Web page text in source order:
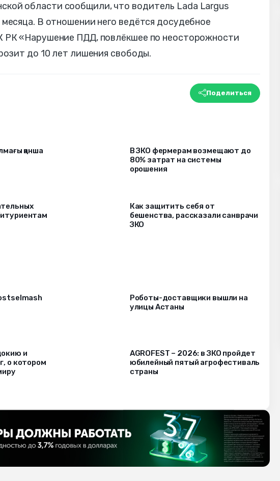
области сообщили, что водитель Lada Largus
В отношении него ведётся досудебное
РК «Нарушение ПДД, повлёкшее по неосторожности
до 10 лет лишения свободы.
Поделиться
қанша
В ЗКО фермерам возмещают до
80% затрат на системы
орошения
Как защитить себя от
бешенства, рассказали санврачи
ЗКО
Роботы-доставщики вышли на
улицы Астаны
и
о котором
AGROFEST – 2026: в ЗКО пройдет
юбилейный пятый агрофестиваль
страны